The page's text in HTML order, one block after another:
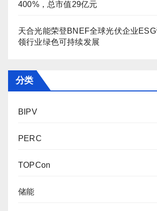
400%，总市值29亿元
天合光能荣登BNEF全球光伏企业ESG
领行业绿色可持续发展
分类
BIPV
PERC
TOPCon
储能